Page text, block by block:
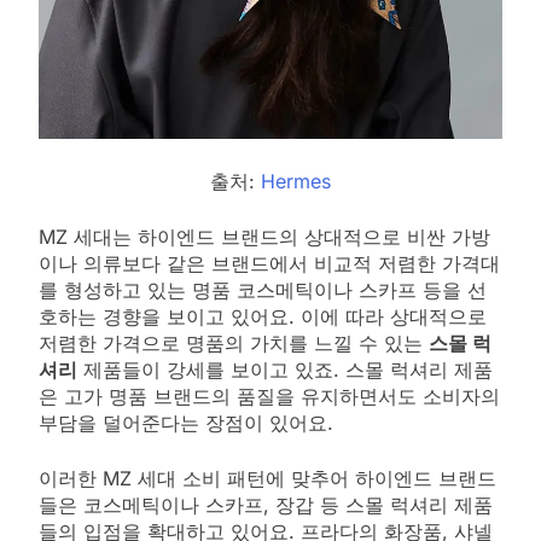
출처: Hermes
MZ 세대는 하이엔드 브랜드의 상대적으로 비싼 가방
이나 의류보다 같은 브랜드에서 비교적 저렴한 가격대
를 형성하고 있는 명품 코스메틱이나 스카프 등을 선
호하는 경향을 보이고 있어요. 이에 따라 상대적으로
저렴한 가격으로 명품의 가치를 느낄 수 있는 스몰 럭
셔리 제품들이 강세를 보이고 있죠. 스몰 럭셔리 제품
은 고가 명품 브랜드의 품질을 유지하면서도 소비자의
부담을 덜어준다는 장점이 있어요.
이러한 MZ 세대 소비 패턴에 맞추어 하이엔드 브랜드
들은 코스메틱이나 스카프, 장갑 등 스몰 럭셔리 제품
들의 입점을 확대하고 있어요. 프라다의 화장품, 샤넬